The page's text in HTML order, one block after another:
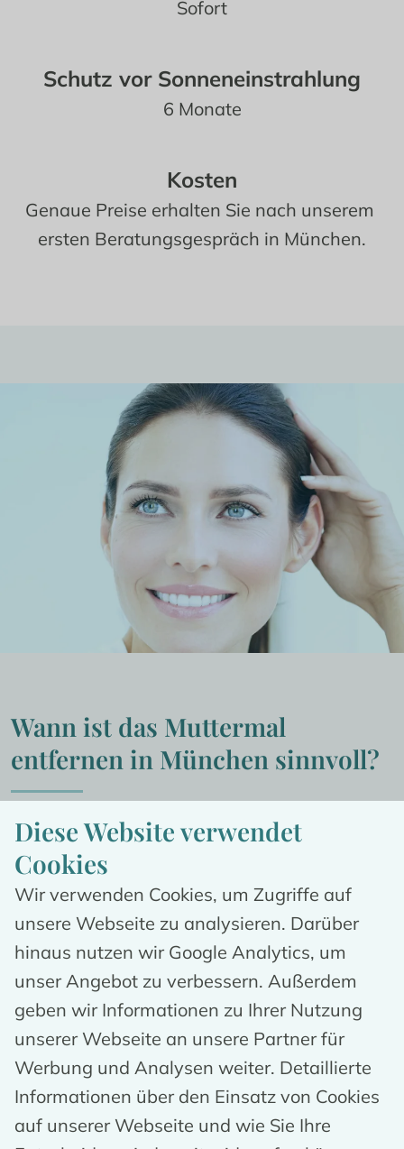
Sofort
Schutz vor Sonneneinstrahlung
6 Monate
Kosten
Genaue Preise erhalten Sie nach unserem
ersten Beratungsgespräch in München.
Wann ist das Muttermal
entfernen in München sinnvoll?
Ein Entfernen von Muttermalen ist dann
sinnvoll, wenn sich Patient:innen
Ästhetik
der Pigmentflecken stören oder
funktionelle Einschränkungen, z.B. durch
ständige Reibung entstehen. Auch bei
medizinischen Indikationen wie Hautkrebs
sollten betroffene Muttermale entfernt
werden.
Patient:innen, die sich an der
Diese Website verwendet
Cookies
Wir verwenden Cookies, um Zugriffe auf
unsere Webseite zu analysieren. Darüber
hinaus nutzen wir Google Analytics, um
unser Angebot zu verbessern. Außerdem
geben wir Informationen zu Ihrer Nutzung
unserer Webseite an unsere Partner für
Werbung und Analysen weiter. Detaillierte
Informationen über den Einsatz von Cookies
auf unserer Webseite und wie Sie Ihre